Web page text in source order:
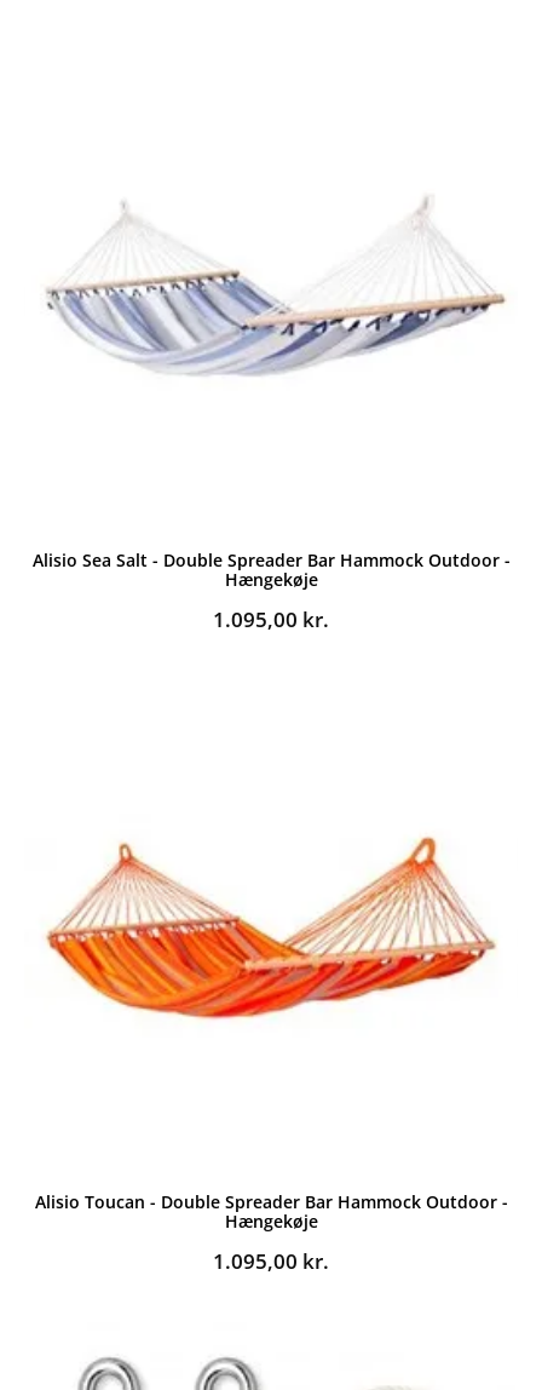
Alisio Sea Salt - Double Spreader Bar Hammock Outdoor -
Hængekøje
1.095,00 kr.
Alisio Toucan - Double Spreader Bar Hammock Outdoor -
Hængekøje
1.095,00 kr.